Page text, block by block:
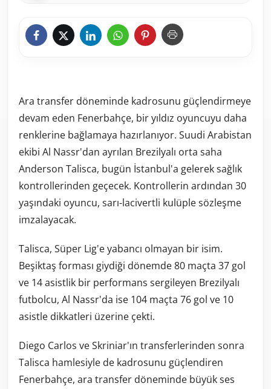
Ara transfer döneminde kadrosunu güçlendirmeye
devam eden Fenerbahçe, bir yıldız oyuncuyu daha
renklerine bağlamaya hazırlanıyor. Suudi Arabistan
ekibi Al Nassr'dan ayrılan Brezilyalı orta saha
Anderson Talisca, bugün İstanbul'a gelerek sağlık
kontrollerinden geçecek. Kontrollerin ardından 30
yaşındaki oyuncu, sarı-lacivertli kulüple sözleşme
imzalayacak.
Talisca, Süper Lig'e yabancı olmayan bir isim.
Beşiktaş forması giydiği dönemde 80 maçta 37 gol
ve 14 asistlik bir performans sergileyen Brezilyalı
futbolcu, Al Nassr'da ise 104 maçta 76 gol ve 10
asistle dikkatleri üzerine çekti.
Diego Carlos ve Skriniar'ın transferlerinden sonra
Talisca hamlesiyle de kadrosunu güçlendiren
Fenerbahçe, ara transfer döneminde büyük ses